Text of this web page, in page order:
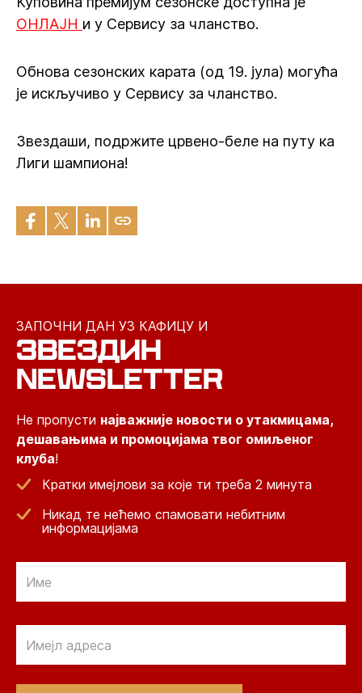
ОНЛАЈН и у Сервису за чланство.
Обнова сезонских карата (од 19. јула) могућа
је искључиво у Сервису за чланство.
Звездаши, подржите црвено-беле на путу ка
Лиги шампиона!
ЗАПОЧНИ ДАН УЗ КАФИЦУ И
ЗВЕЗДИН
NEWSLETTER
Не пропусти најважније новости о утакмицама,
дешавањима и промоцијама твог омиљеног
клуба!
Кратки имејлови за које ти треба 2 минута
Никад те нећемо спамовати небитним
информацијама